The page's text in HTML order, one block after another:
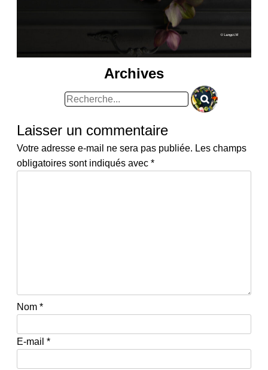
Archives
Rechercher
:
Laisser un commentaire
Votre adresse e-mail ne sera pas publiée. Les champs
obligatoires sont indiqués avec *
Nom *
E-mail *